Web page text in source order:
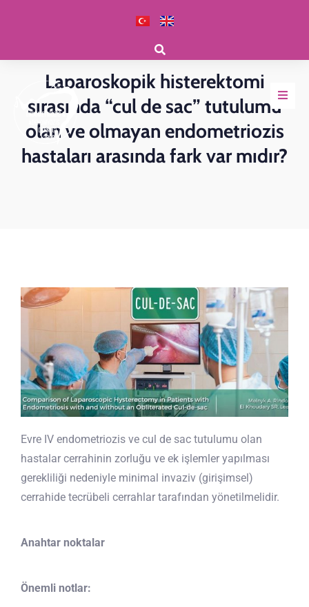
Klinik Haberler
Laparoskopik histerektomi
sırasında “cul de sac” tutulumu
olan ve olmayan endometriozis
hastaları arasında fark var mıdır?
Evre IV endometriozis ve cul de sac tutulumu olan
hastalar cerrahinin zorluğu ve ek işlemler yapılması
gerekliliği nedeniyle minimal invaziv (girişimsel)
cerrahide tecrübeli cerrahlar tarafından yönetilmelidir.
Anahtar noktalar
Önemli notlar: